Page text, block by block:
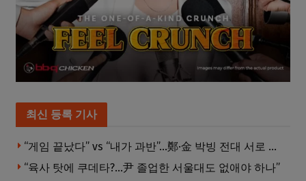
최신 등록 기사
“게임 끝났다” vs “내가 과반”…鄭·金 박빙 전대 서로 우위 주장
“육사 탓에 쿠데타?…尹 졸업한 서울대도 없애야 하나”